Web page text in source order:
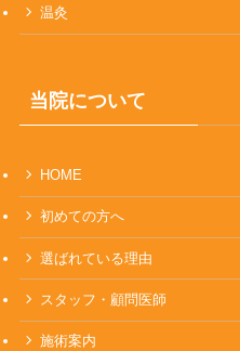
温灸
当院について
HOME
初めての方へ
選ばれている理由
スタッフ・顧問医師
施術案内